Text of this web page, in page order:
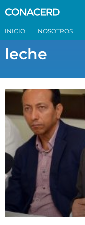
INICIO NOSOTROS
leche